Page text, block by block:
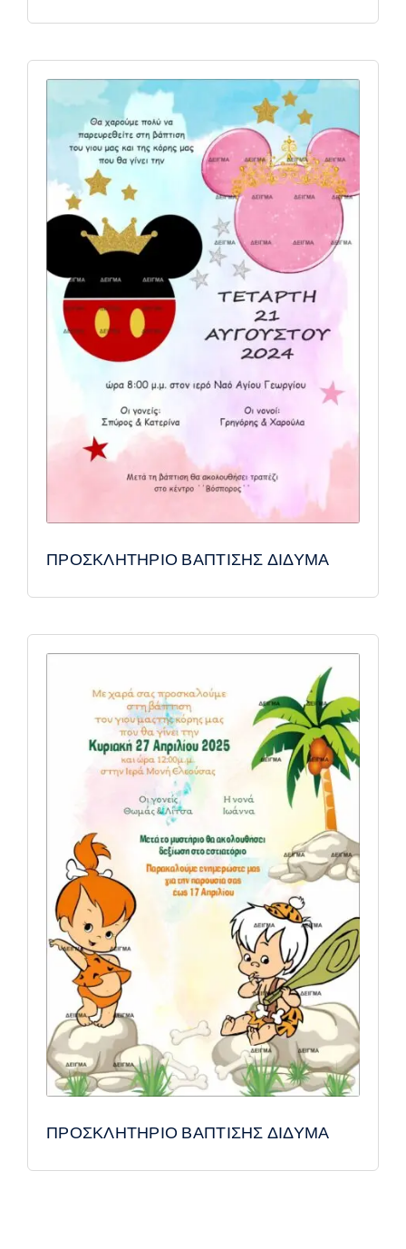
ΠΡΟΣΚΛΗΤΗΡΙΟ ΒΑΠΤΙΣΗΣ ΔΙΔΥΜΑ
ΠΡΟΣΚΛΗΤΗΡΙΟ ΒΑΠΤΙΣΗΣ ΔΙΔΥΜΑ